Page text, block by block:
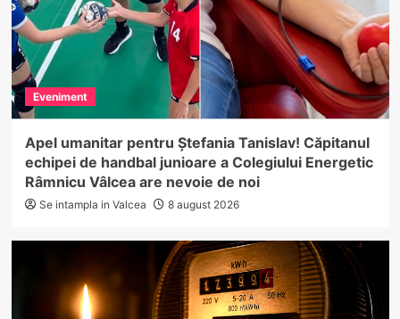
Eveniment
Apel umanitar pentru Ștefania Tanislav! Căpitanul
echipei de handbal junioare a Colegiului Energetic
Râmnicu Vâlcea are nevoie de noi
Se intampla in Valcea 8 august 2026